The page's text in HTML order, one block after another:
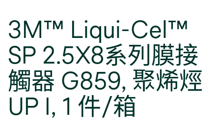
3M™ Liqui-Cel™
SP 2.5X8系列膜接
觸器 G859, 聚烯烴
UP I, 1 件/箱